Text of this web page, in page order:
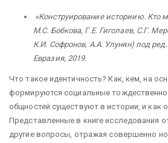
«Конструирование историию. Кто
М.С. Бобкова, Г.Е. Гиголаев, С.Г.
К.И. Софронов, А.А. Улунян) под
Евразия, 2019.
Что такое идентичность? Как, кем, на
формируются социальные
общностей существуют в истории, и как
Представленные в книге исследования
другие вопросы, отражая совершенно